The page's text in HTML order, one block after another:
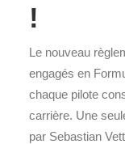
!
Le nouveau
engagés en
chaque pilote
carrière. Une
par Sebastian